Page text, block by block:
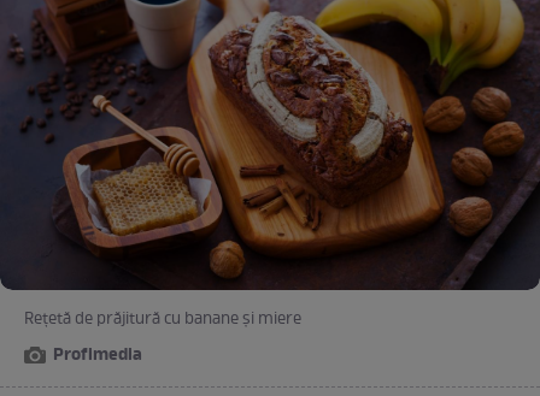
Rețetă de prăjitură cu banane și miere
Profimedia